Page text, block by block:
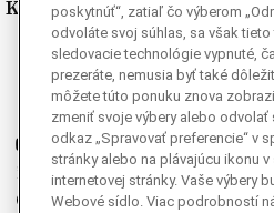
Kde nás nájdete
Facebook
Instagram
Ganjing
Youtube
Twitter
Telegram
poskytnúť“, zatiaľ čo výberom
odvoláte svoj súhlas, sa však
sledovacie technológie vypnuté,
prezeráte, nemusia byť také
môžete túto ponuku znova
zmeniť svoje výbery alebo odvolať
odkaz „Spravovať preferencie“ v
stránky alebo na plávajúcu ikonu
internetovej stránky. Vaše výbery
Webové sídlo. Viac podrobností